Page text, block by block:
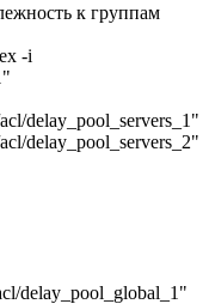
к группам
-i
delay_pool_servers_1"
delay_pool_servers_2"
delay_pool_global_1"